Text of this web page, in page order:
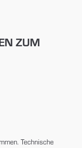
ZUM
Technische